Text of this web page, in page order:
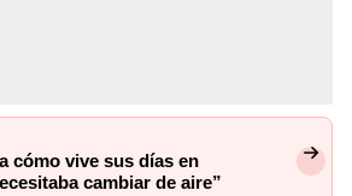
cómo vive sus días en
cambiar de aire”